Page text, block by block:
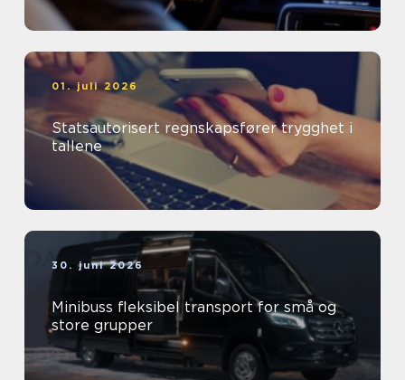
01. juli 2026
Statsautorisert regnskapsfører trygghet i
tallene
30. juni 2026
Minibuss fleksibel transport for små og
store grupper